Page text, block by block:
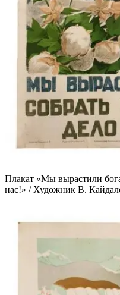
Плакат «Мы вырастили
нас!» / Художник В.